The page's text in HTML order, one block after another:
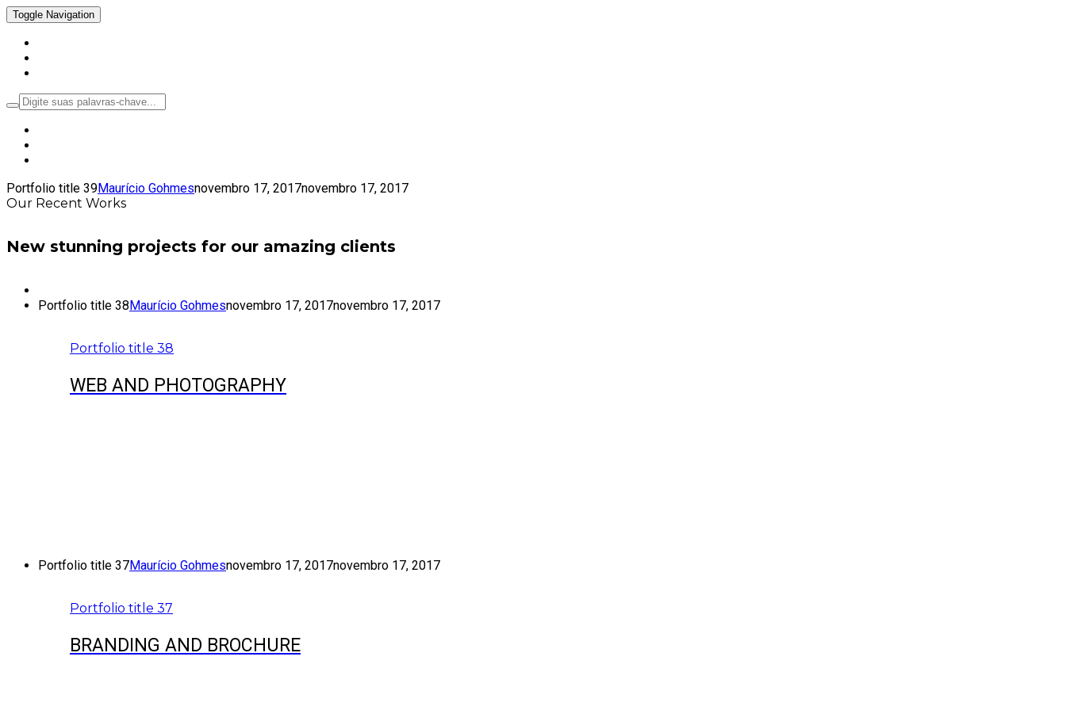
Toggle Navigation
Portfolio title 39Maurício Gohmesnovembro 17, 2017novembro 17, 2017
Our Recent Works
New stunning projects for our amazing clients
Portfolio title 38Maurício Gohmesnovembro 17, 2017novembro 17, 2017
Portfolio title 38
WEB AND PHOTOGRAPHY
Portfolio title 37Maurício Gohmesnovembro 17, 2017novembro 17, 2017
Portfolio title 37
BRANDING AND BROCHURE